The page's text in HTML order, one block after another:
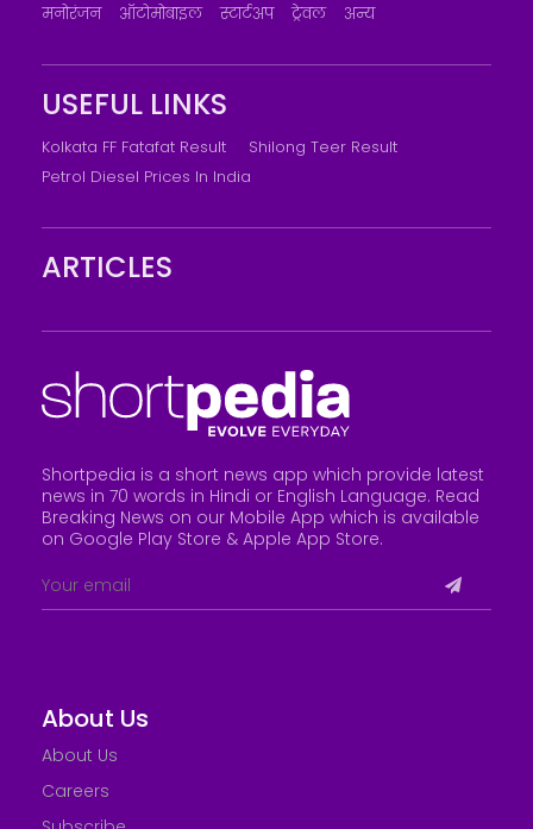
मनोरंजन
ऑटोमोबाइल स्टार्टअप ट्रेवल अन्य
USEFUL LINKS
Kolkata FF Fatafat Result
Shilong Teer Result
Petrol Diesel Prices In India
ARTICLES
Shortpedia is a short news app which provide latest
news in 70 words in Hindi or English Language. Read
Breaking News on our Mobile App which is available
on Google Play Store & Apple App Store.
About Us
About Us
Careers